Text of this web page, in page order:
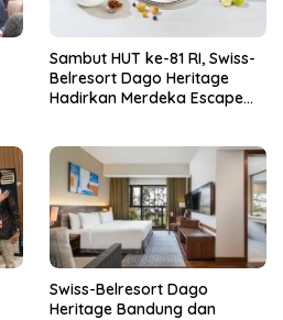
Sambut HUT ke-81 RI, Swiss-
Belresort Dago Heritage
Hadirkan Merdeka Escape
Swiss-Belresort Dago
Heritage Bandung dan